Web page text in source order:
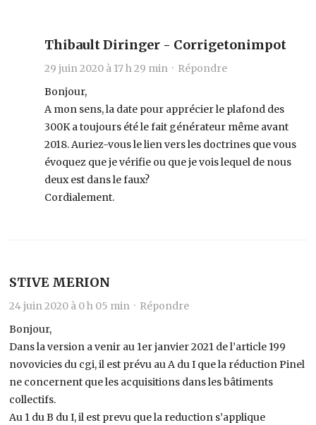
Thibault Diringer - Corrigetonimpot
29 juin 2020 à 17 h 29 min · Répondre
Bonjour,
A mon sens, la date pour apprécier le plafond des
300K a toujours été le fait générateur même avant
2018. Auriez-vous le lien vers les doctrines que vous
évoquez que je vérifie ou que je vois lequel de nous
deux est dans le faux?
Cordialement.
STIVE MERION
24 juin 2020 à 0 h 05 min · Répondre
Bonjour,
Dans la version a venir au 1er janvier 2021 de l’article 199
novovicies du cgi, il est prévu au A du I que la réduction Pinel
ne concernent que les acquisitions dans les bâtiments
collectifs.
Au 1 du B du I, il est prevu que la reduction s’applique